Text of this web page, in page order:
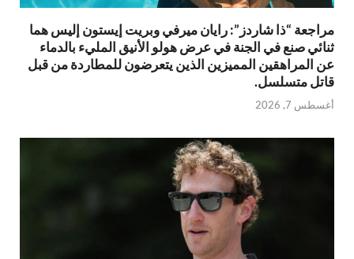
مراجعة “ذا شاردز”: رايان ميرفي وبريت إيستون إليس هما
ثنائي صنع في الجنة في عرض هولو الأنيق المليء بالدماء
عن المراهقين المميزين الذين يتعرضون للمطاردة من قبل
قاتل متسلسل.
أغسطس 7, 2026